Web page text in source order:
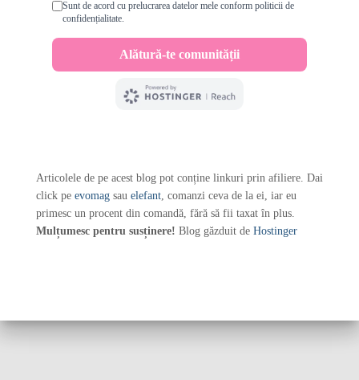
Articolele de pe acest blog pot conține linkuri prin afiliere. Dai
click pe evomag sau elefant, comanzi ceva de la ei, iar eu
primesc un procent din comandă, fără să fii taxat în plus.
Mulțumesc pentru susținere! Blog găzduit de Hostinger